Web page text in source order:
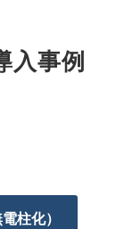
入事例
柱化）